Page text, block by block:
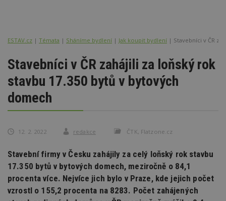
ESTAV.cz Témata Sháníme bydlení Jak koupit bydlení Stavebníci v ČR
Stavebníci v ČR zahájili za loňský rok
stavbu 17.350 bytů v bytových
domech
12. 2. 2022 redakce ČTK, Flatzone.cz
Stavební firmy v Česku zahájily za celý loňský rok stavbu
17.350 bytů v bytových domech, meziročně o 84,1
procenta více. Nejvíce jich bylo v Praze, kde jejich počet
vzrostl o 155,2 procenta na 8283. Počet zahájených